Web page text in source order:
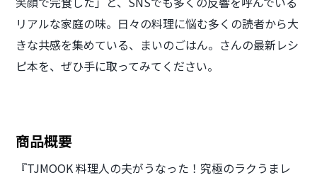
リアルな家庭の味。日々の料理に悩む多くの読者から大
きな共感を集めている、まいのごはん。さんの最新レシ
ピ本を、ぜひ手に取ってみてください。
商品概要
『TJMOOK 料理人の夫がうなった！究極のラクうまレ